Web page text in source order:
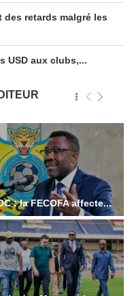
des retards malgré les
USD aux clubs,...
: la FECOFA affecte...